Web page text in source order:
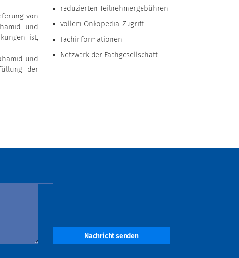
von
und
ist,
und
der
reduzierten Teilnehmergebühren
vollem Onkopedia-Zugriff
Fachinformationen
Netzwerk der Fachgesellschaft
Nachricht senden